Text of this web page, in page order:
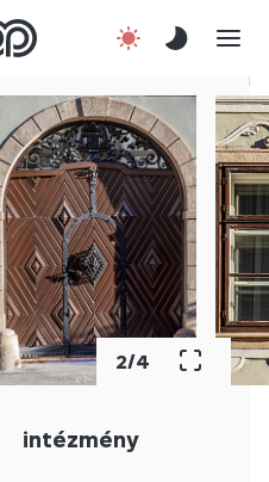
Csatlakozz!
Kapcsolat
En
3/4
intézmény